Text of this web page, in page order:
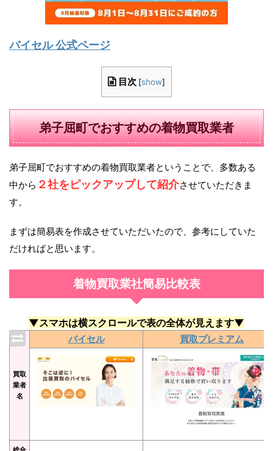
バイセル 公式ページ
目次 [show]
弟子屈町でおすすめの着物買取業者
弟子屈町でおすすめの着物買取業者ということで、多数ある
中から ２社をピックアップして紹介させていただきま
す。
まずは簡易表を作成させていただいたので、参考にしていた
だければと思います。
着物買取業社簡易比較表
▼スマホは横スクロールで表の全体が見えます▼
買取
業者
名
バイセル 買取プレミアム